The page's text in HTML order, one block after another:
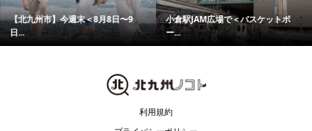
【北九州市】今週末＜8月8日〜9
日...
小倉駅JAM広場で＜バスケットボ
ー...
利用規約